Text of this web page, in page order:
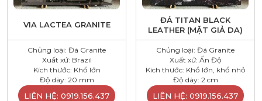
VIA LACTEA GRANITE
Chủng loại: Đá Granite
Xuất xứ: Brazil
Kích thước: Khổ lớn
Độ dày: 20 mm
LIÊN HỆ: 0919.156.437
ĐÁ TITAN BLACK
LEATHER (MẶT GIẢ DA)
Chủng loại: Đá Granite
Xuất xứ: Ấn Độ
Kích thước: Khổ lớn, khổ nhỏ
Độ dày: 2 cm
LIÊN HỆ: 0919.156.437